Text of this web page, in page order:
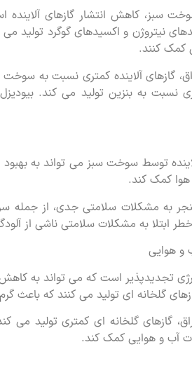
سبز، کاهش انتشار گازهای
نیتروژن و اکسیدهای گوگرد تولید
کنند.
توسط سوخت سبز می تواند به
هوا کمک کند.
به مشکلات سلامتی جدی، از جمله
ابتلا به مشکلات سلامتی ناشی از
و هوایی
تجدیدپذیر است که می تواند به
گلخانه ای تولید می کنند که
گازهای گلخانه ای کمتری تولید می
آب و هوایی کمک کند.